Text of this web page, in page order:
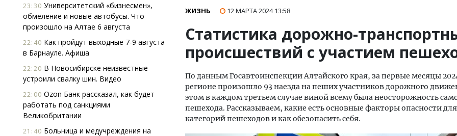
23:30 Университетский «бизнесмен»,
обмеление и новые автобусы. Что
произошло на Алтае 6 августа
22:40 Как пройдут выходные 7-9 августа
в Барнауле. Афиша
22:20 В Новосибирске неизвестные
устроили свалку шин. Видео
22:00 Ozon Банк рассказал, как будет
работать под санкциями
Великобритании
21:40 Больница и медучреждения на
ЖИЗНЬ 12 МАРТА 202413:58
Статистика дорожно-
происшествий с участием
По данным Госавтоинспекции Алтайского края, за первые месяцы
регионе произошло 93 наезда на пеших участников дорожного
этом в каждом третьем случае виной всему была неосторожность
пешехода. Рассказываем, какие есть основные факторы опасности
категорий пешеходов и как обезопасить себя.